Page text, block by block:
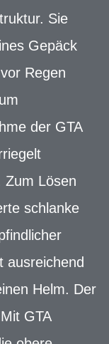
Sie
Gepäck
Regen
der GTA
Zum Lösen
schlanke
ausreichend
Helm. Der
GTA